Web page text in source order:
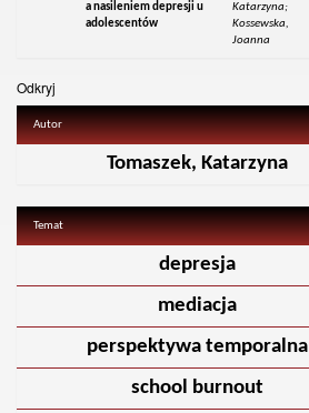
a nasileniem depresji u
adolescentów
Katarzyna;
Kossewska,
Joanna
Odkryj
Autor
Tomaszek, Katarzyna
Temat
depresja
mediacja
perspektywa temporalna
school burnout